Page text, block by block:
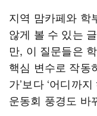
지역 맘카페와 학
않게 볼 수 있는
만, 이 질문들은
핵심 변수로 작동
가’보다 ‘어디까
운동회 풍경도 바